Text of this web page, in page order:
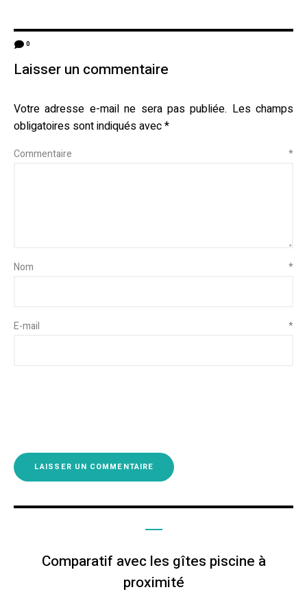
0
Laisser un commentaire
Votre adresse e-mail ne sera pas publiée. Les champs
obligatoires sont indiqués avec*
Commentaire *
Nom *
E-mail *
Comparatif avec les gîtes piscine à
proximité